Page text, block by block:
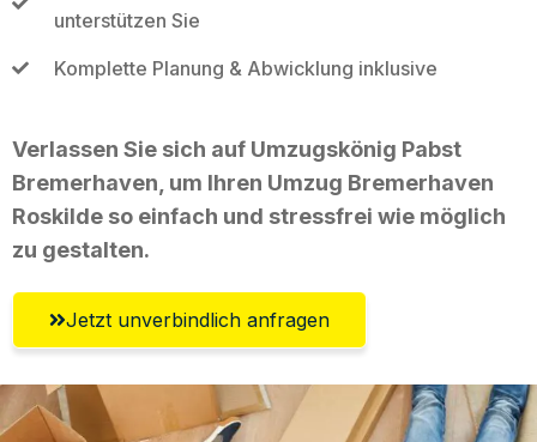
unterstützen Sie
Komplette Planung & Abwicklung inklusive
Verlassen Sie sich auf Umzugskönig Pabst
Bremerhaven, um Ihren Umzug Bremerhaven
Roskilde so einfach und stressfrei wie möglich
zu gestalten.
Jetzt unverbindlich anfragen